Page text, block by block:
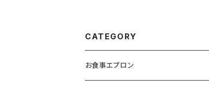
CATEGORY
お食事エプロン